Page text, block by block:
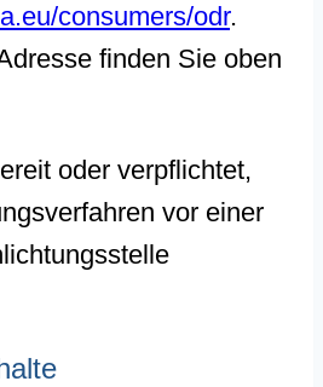
consumers/odr.
finden Sie oben
oder verpflichtet,
vor einer